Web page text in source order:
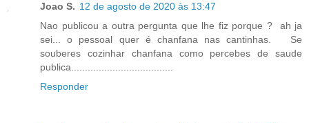
Joao S. 12 de agosto de 2020 às 13:47
Nao publicou a outra pergunta que lhe fiz porque ? ah ja
sei... o pessoal quer é chanfana nas cantinhas. Se
souberes cozinhar chanfana como percebes de saude
publica.....................................
Responder